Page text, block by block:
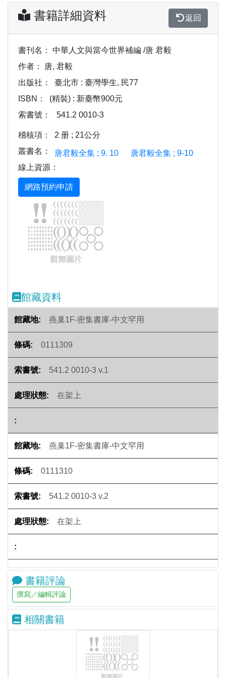
書籍詳細資料 返回
書刊名：
中華人文與當今世界補編 /唐 君毅
作者：
唐, 君毅
出版社：
臺北市 : 臺灣學生, 民77
ISBN：
(精裝) : 新臺幣900元
索書號：
541.2 0010-3
稽核項：
2 册 ; 21公分
叢書名：
唐君毅全集 ; 9. 10
唐君毅全集 ; 9-10
線上資源：
Previous
館藏資料
燕巢1F-密集書庫-中文罕用
0111309
541.2 0010-3 v.1
在架上
燕巢1F-密集書庫-中文罕用
0111310
541.2 0010-3 v.2
在架上
書籍評論
相關書籍